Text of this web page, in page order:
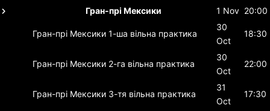
Гран-прі Мексики 1 Nov 20:00
Гран-прі Мексики 1-ша вільна практика
30
Oct
18:30
Гран-прі Мексики 2-га вільна практика
30
Oct
22:00
Гран-прі Мексики 3-тя вільна практика
31
Oct
17:30